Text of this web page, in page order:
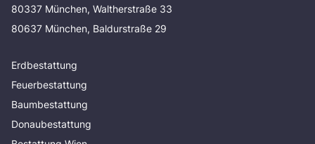
80337 München, Waltherstraße 33
80637 München, Baldurstraße 29
Erdbestattung
Feuerbestattung
Baumbestattung
Donaubestattung